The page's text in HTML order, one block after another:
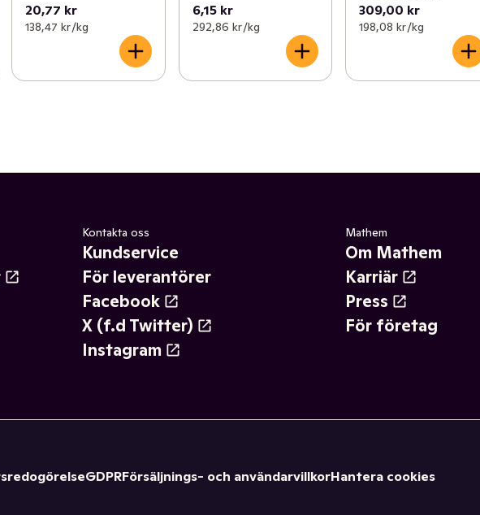
20,77 kr
138,47 kr /kg
6,15 kr
292,86 kr /kg
309,00 kr
198,08 kr /kg
Kontakta oss
Kundservice
För leverantörer
Facebook
X (f.d Twitter)
Instagram
Mathem
Om Mathem
Karriär
Press
För företag
GDPRFörsäljnings- och användarvillkorHantera cookies